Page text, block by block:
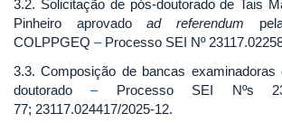
3.2. Solicitação de pós-doutorado de Tais
Pinheiro aprovadoad referendum
COLPPGEQ –Processo SEI Nº
3.3. Composição de bancas examinadoras
doutorado–Processo SEI Nºs
77; 23117.024417/2025-12.